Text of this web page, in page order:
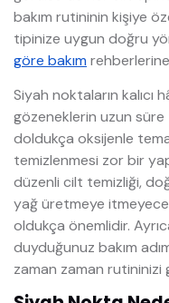
bakım rutininin kişiye
tipinize uygun doğru
göre bakım
Siyah noktaların kalıcı
gözeneklerin uzun
doldukça oksijenle
temizlenmesi zor bir
düzenli cilt temizliği,
yağ üretmeye
oldukça önemlidir.
duyduğunuz bakım
zaman zaman rutininizi